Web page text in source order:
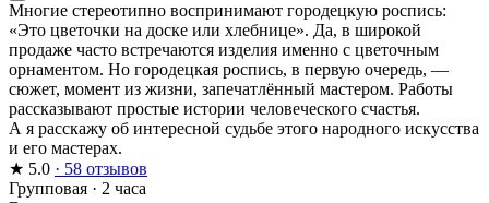
Многие стереотипно воспринимают городецкую роспись:
«Это цветочки на доске или хлебнице». Да, в широкой
продаже часто встречаются изделия именно с цветочным
орнаментом. Но городецкая роспись, в первую очередь, —
сюжет, момент из жизни, запечатлённый мастером. Работы
рассказывают простые истории человеческого счастья.
А я расскажу об интересной судьбе этого народного искусства
и его мастерах.
★ 5.0 · 58 отзывов
Групповая · 2 часа